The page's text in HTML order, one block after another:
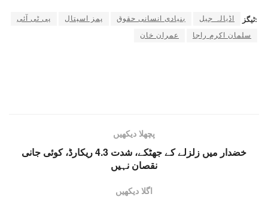
ٹیگز: اڈیالہ جیل بنیادی انسانی حقوق پمز اسپتال
پی ٹی آئی
سلمان اکرم راجا
عمران خان
پچھلا دیکھیں
خضدار میں زلزلے کے جھٹکے، شدت 4.3 ریکارڈ، کوئی جانی
نقصان نہیں
اگلا دیکھیں